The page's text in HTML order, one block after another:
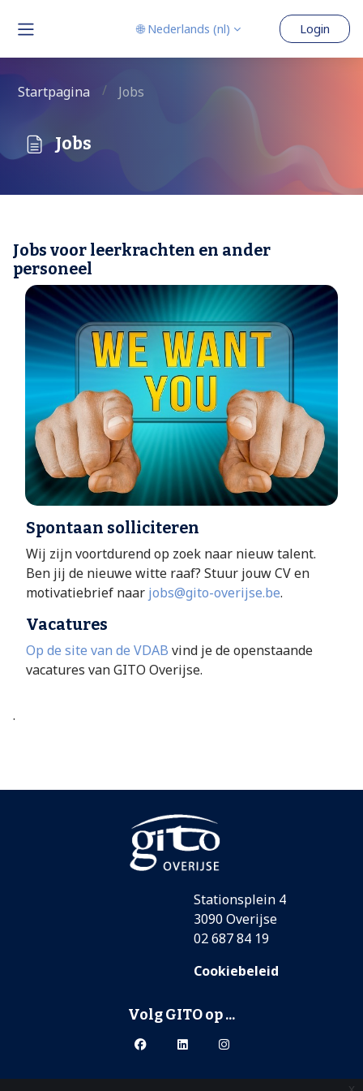
🌐 Nederlands ‎(nl)‎ Login
Startpagina Jobs
Jobs
Jobs voor leerkrachten en ander
personeel
Spontaan solliciteren
Wij zijn voortdurend op zoek naar nieuw talent.
Ben jij de nieuwe witte raaf? Stuur jouw CV en
motivatiebrief naar jobs@gito-overijse.be.
Vacatures
Op de site van de VDAB vind je de openstaande
vacatures van GITO Overijse.
.
Stationsplein 4
3090 Overijse
02 687 84 19
Cookiebeleid
Volg GITO op ...